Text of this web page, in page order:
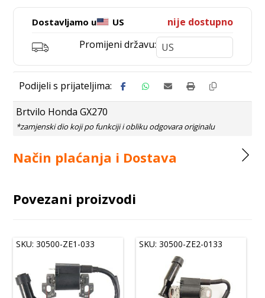
Dostavljamo u US
nije dostupno
Promijeni državu:
Brtvilo Honda GX270
Način plaćanja i Dostava
Povezani proizvodi
SKU: 30500-ZE1-033 SKU: 30500-ZE2-0133